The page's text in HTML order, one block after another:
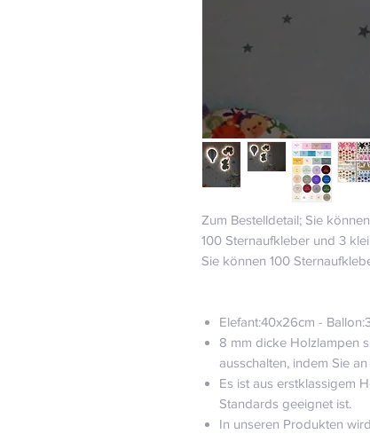
Zum Bestelldetail; Sie
100 Sternaufkleber und 3
Sie können 100
Elefant:40x26cm -
8 mm dicke Holzlampen
ausschalten, indem Sie
Es ist aus erstklassigem
Standards geeignet ist.
In unseren Produkten